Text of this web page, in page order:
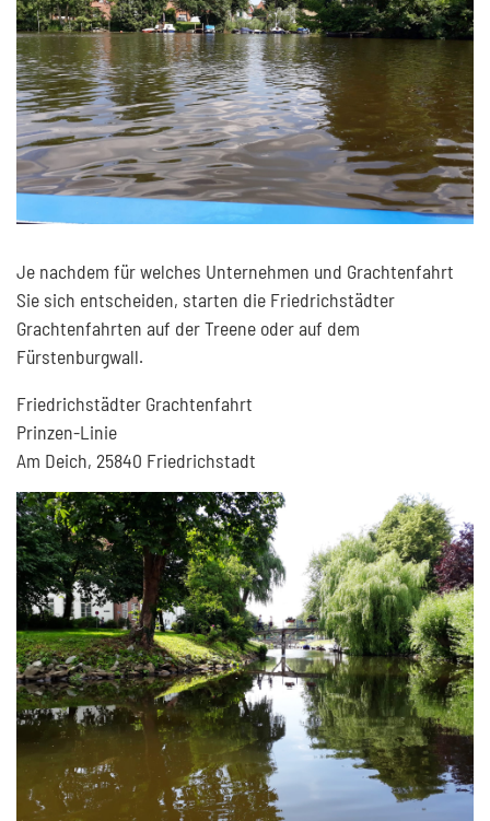
Je nachdem für welches Unternehmen und Grachtenfahrt
Sie sich entscheiden, starten die Friedrichstädter
Grachtenfahrten auf der Treene oder auf dem
Fürstenburgwall.
Friedrichstädter Grachtenfahrt
Prinzen-Linie
Am Deich, 25840 Friedrichstadt